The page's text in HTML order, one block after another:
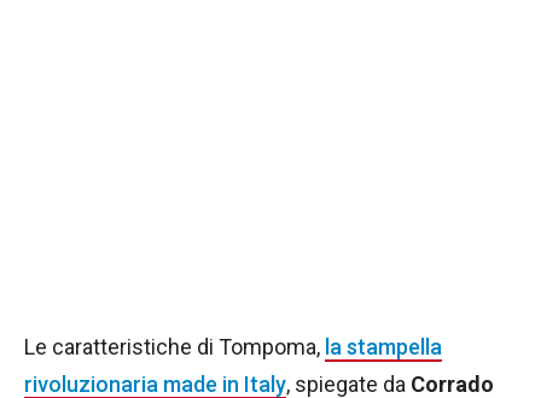
Le caratteristiche di Tompoma, la stampella
rivoluzionaria made in Italy, spiegate da Corrado